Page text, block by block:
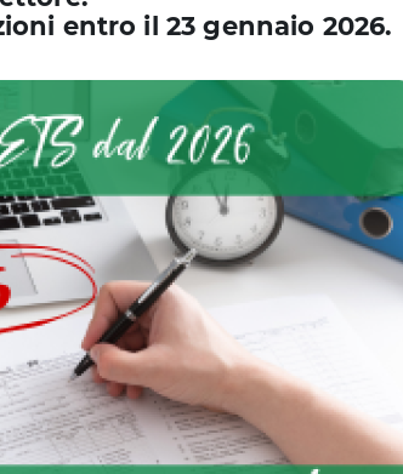
entro il 23 gennaio 2026.